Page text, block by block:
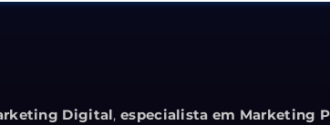
Digital,especialista em Marketing